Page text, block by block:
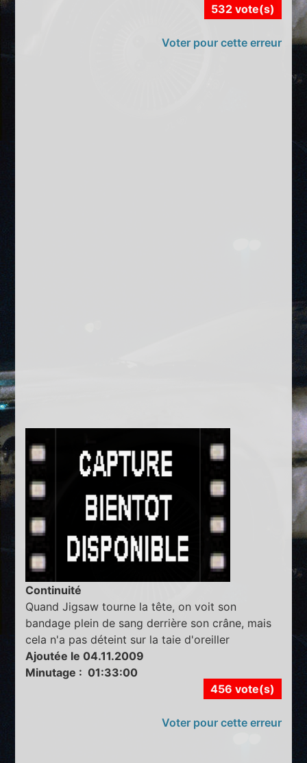
532 vote(s)
Voter pour cette erreur
Continuité
Quand Jigsaw tourne la tête, on voit son
bandage plein de sang derrière son crâne, mais
cela n'a pas déteint sur la taie d'oreiller
Ajoutée le 04.11.2009
Minutage : 01:33:00
456 vote(s)
Voter pour cette erreur